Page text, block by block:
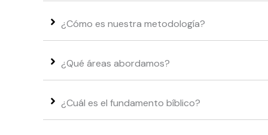
¿Cómo es nuestra metodología?
¿Qué áreas abordamos?
¿Cuál es el fundamento bíblico?